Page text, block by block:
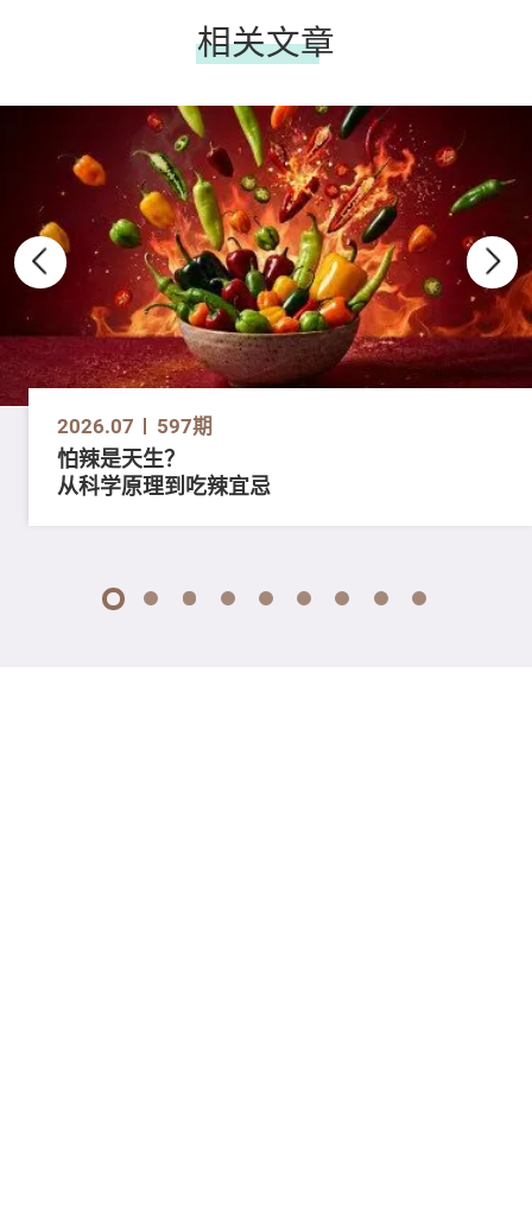
相关文章
2026.07 597期
怕辣是天生？
从科学原理到吃辣宜忌
1 2 3 4 5 6 7 8 9